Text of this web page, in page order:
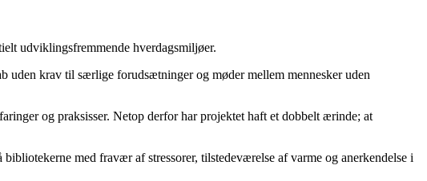
udviklingsfremmende hverdagsmiljøer.
uden krav til særlige forudsætninger og møder mellem mennesker uden
og praksisser. Netop derfor har projektet haft et dobbelt ærinde; at
med fravær af stressorer, tilstedeværelse af varme og anerkendelse i